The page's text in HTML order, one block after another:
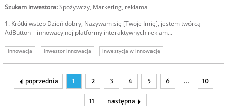
Szukam inwestora:Spożywczy, Marketing, reklama
1. Krótki wstęp Dzień dobry, Nazywam się [Twoje Imię], jestem twórcą
AdButton – innowacyjnej platformy interaktywnych reklam...
innowacja inwestor innowacja inwestycja w innowację
poprzednia 1 2 3 4 5 6 … 10
11 następna